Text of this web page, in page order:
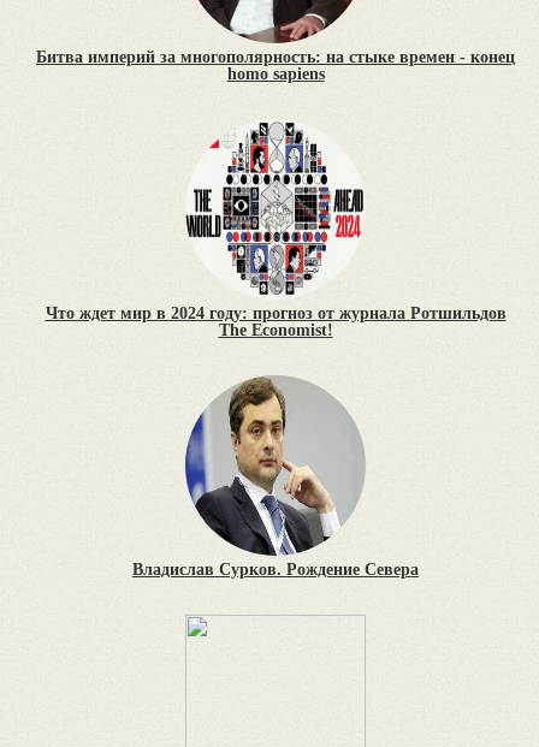
Битва империй за многополярность: на стыке времен - конец
homo sapiens
Что ждет мир в 2024 году: прогноз от журнала Ротшильдов
The Economist!
Владислав Сурков. Рождение Севера